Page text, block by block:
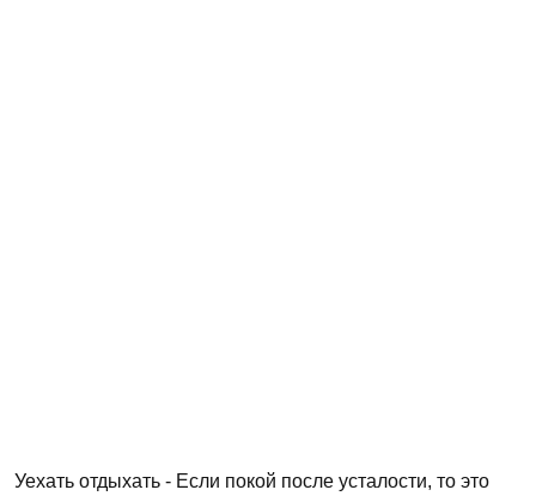
Уехать отдыхать - Если покой после усталости, то это